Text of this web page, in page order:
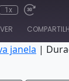
o som
10
1x Fast
janela |